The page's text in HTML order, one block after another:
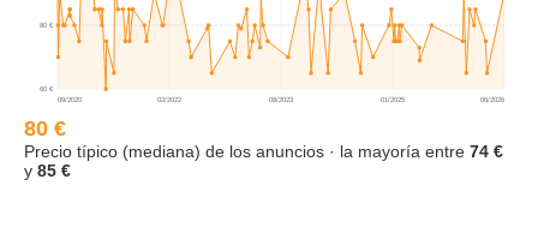
60 €
80 €
09/2020 02/2022 08/2023 01/2025 06/2026
80 €
Precio típico (mediana) de los anuncios · la mayoría entre 74 €
y 85 €